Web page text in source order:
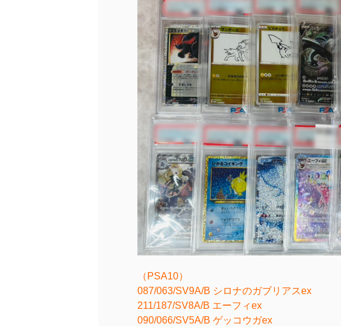
（PSA10）
087/063/SV9A/B シロナのガブリアスex
211/187/SV8A/B エーフィex
090/066/SV5A/B ゲッコウガex